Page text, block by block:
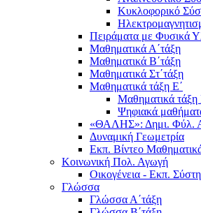
Κυκλοφορικό
Πειράματα με Φυσικά
Μαθηματικά Α΄τάξη
Μαθηματικά Β΄τάξη
Μαθηματικά Στ΄τάξη
Μαθηματικά τάξη Ε΄
Μαθηματικά τάξη
Ψηφιακά
«ΘΑΛΗΣ»: Δημι. Φύλ.
Δυναμική Γεωμετρία
Εκπ. Βίντεο
Κοινωνική Πολ. Αγωγή
Οικογένεια - Εκπ.
Γλώσσα
Γλώσσα Α΄τάξη